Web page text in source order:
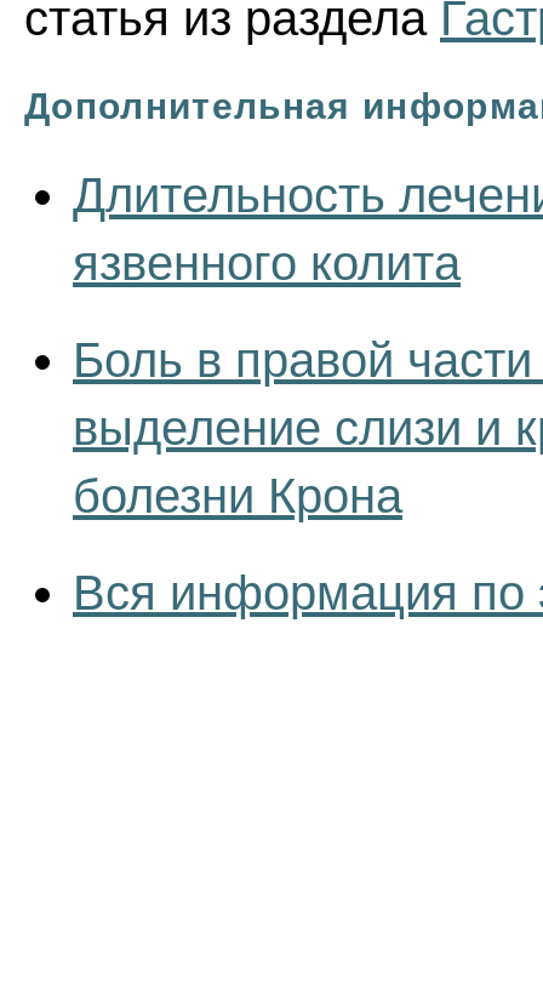
статья из раздела
Дополнительная
Длительность
язвенного колита
Боль в правой
выделение слизи и
болезни Крона
Вся информация по